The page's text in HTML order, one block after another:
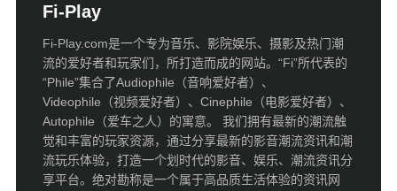
Fi-Play
Fi-Play.com是一个专为音乐、影院娱乐、摄影及热门潮
流的爱好者和玩家们，所打造而成的网站。“Fi”所代表的
“Phile”集合了Audiophile（音响爱好者）、
Videophile（视频爱好者）、Cinephile（电影爱好者）、
Autophile（爱车之人）的寓意。 我们拥有最新的潮流触
觉和丰富的玩家资源，通过分享最新的影音潮流资讯和潮
流玩乐体验，打造一个划时代的影音、娱乐、潮流资讯分
享平台。绝对勘称是一个属于高品质生活体验的资讯网